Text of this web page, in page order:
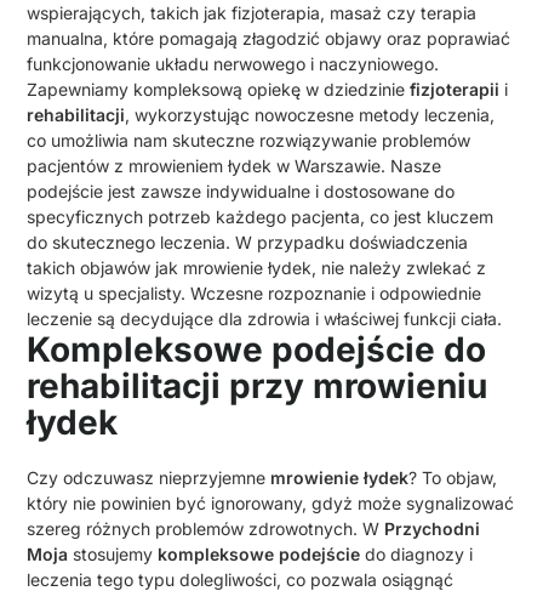
wspierających, takich jak fizjoterapia, masaż czy terapia
manualna, które pomagają złagodzić objawy oraz poprawiać
funkcjonowanie układu nerwowego i naczyniowego.
Zapewniamy kompleksową opiekę w dziedziniefizjoterapii i
rehabilitacji, wykorzystując nowoczesne metody leczenia,
co umożliwia nam skuteczne rozwiązywanie problemów
pacjentów z mrowieniem łydek w Warszawie. Nasze
podejście jest zawsze indywidualne i dostosowane do
specyficznych potrzeb każdego pacjenta, co jest kluczem
do skutecznego leczenia. W przypadku doświadczenia
takich objawów jak mrowienie łydek, nie należy zwlekać z
wizytą u specjalisty. Wczesne rozpoznanie i odpowiednie
leczenie są decydujące dla zdrowia i właściwej funkcji ciała.
Kompleksowe podejście do
rehabilitacji przy mrowieniu
łydek
Czy odczuwasz nieprzyjemne mrowienie łydek? To objaw,
który nie powinien być ignorowany, gdyż może sygnalizować
szereg różnych problemów zdrowotnych. W Przychodni
Moja stosujemy kompleksowe podejście do diagnozy i
leczenia tego typu dolegliwości, co pozwala osiągnąć